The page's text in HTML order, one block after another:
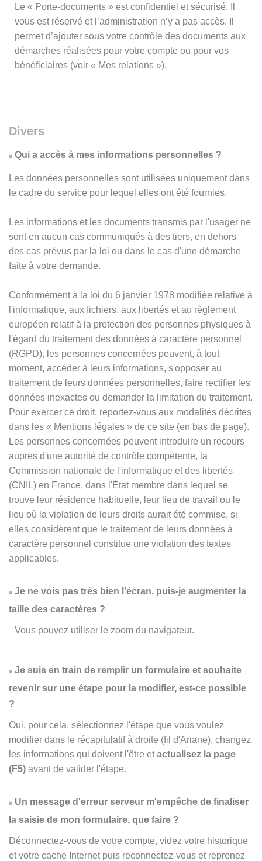
Le « Porte-documents » est confidentiel et sécurisé. Il
vous est réservé et l’administration n’y a pas accès. Il
permet d’ajouter sous votre contrôle des documents aux
démarches réalisées pour votre compte ou pour vos
bénéficiaires (voir « Mes relations »).
Divers
Qui a accès à mes informations personnelles ?
Les données personnelles sont utilisées uniquement dans
le cadre du service pour lequel elles ont été fournies.
Les informations et les documents transmis par l'usager ne
sont en aucun cas communiqués à des tiers, en dehors
des cas prévus par la loi ou dans le cas d'une démarche
faite à votre demande.
Conformément à la loi du 6 janvier 1978 modifiée relative à
l'informatique, aux fichiers, aux libertés et au règlement
européen relatif à la protection des personnes physiques à
l'égard du traitement des données à caractère personnel
(RGPD), les personnes concernées peuvent, à tout
moment, accéder à leurs informations, s'opposer au
traitement de leurs données personnelles, faire rectifier les
données inexactes ou demander la limitation du traitement.
Pour exercer ce droit, reportez-vous aux modalités décrites
dans les « Mentions légales » de ce site (en bas de page).
Les personnes concernées peuvent introduire un recours
auprès d'une autorité de contrôle compétente, la
Commission nationale de l'informatique et des libertés
(CNIL) en France, dans l'État membre dans lequel se
trouve leur résidence habituelle, leur lieu de travail ou le
lieu où la violation de leurs droits aurait été commise, si
elles considèrent que le traitement de leurs données à
caractère personnel constitue une violation des textes
applicables.
Je ne vois pas très bien l'écran, puis-je augmenter la
taille des caractères ?
Vous pouvez utiliser le zoom du navigateur.
Je suis en train de remplir un formulaire et souhaite
revenir sur une étape pour la modifier, est-ce possible
?
Oui, pour cela, sélectionnez l'étape que vous voulez
modifier dans le récapitulatif à droite (fil d'Ariane), changez
les informations qui doivent l'être etactualisez la page
(F5) avant de valider l'étape.
Un message d'erreur serveur m'empêche de finaliser
la saisie de mon formulaire, que faire ?
Déconnectez-vous de votre compte, videz votre historique
et votre cache Internet puis reconnectez-vous et reprenez